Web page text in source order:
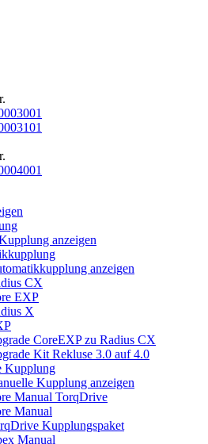
anzeigen
anzeigen
CX
EXP
X
CoreEXP zu Radius CX
Kit Rekluse 3.0 auf 4.0
Kupplung
Kupplung anzeigen
Manual TorqDrive
Manual
Kupplungspaket
Manual